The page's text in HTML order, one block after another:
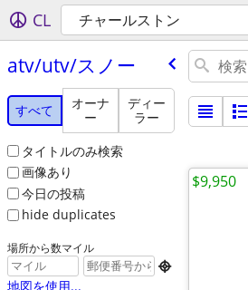
CL チャールストン
atv/​utv/​スノー
すべて
オーナ
ー
ディー
ラー
タイトルのみ検索
画像あり
今日の投稿
hide duplicates
場所から数マイル

地図を使用...
$9,950